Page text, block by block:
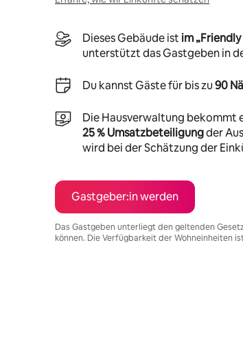
Dieses Gebäude ist im
unterstützt das Gastgeben in
Du kannst Gäste für bis zu90
Die Hausverwaltung bekommt
25 % Umsatzbeteiligungder
wird bei der Schätzung der
Gastgeber:in werden
Das Gastgeben unterliegt den geltenden
können. Die Verfügbarkeit der Wohneinheiten